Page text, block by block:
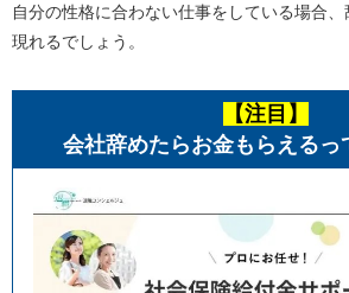
自分の性格に合わない仕事をしている場合、
現れるでしょう。
【注目】
会社辞めたらお金もらえるっ